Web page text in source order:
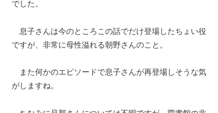
でした。
息子さんは今のところこの話でだけ登場したちょい役
ですが、非常に母性溢れる朝野さんのこと。
また何かのエピソードで息子さんが再登場しそうな気
がしますね。